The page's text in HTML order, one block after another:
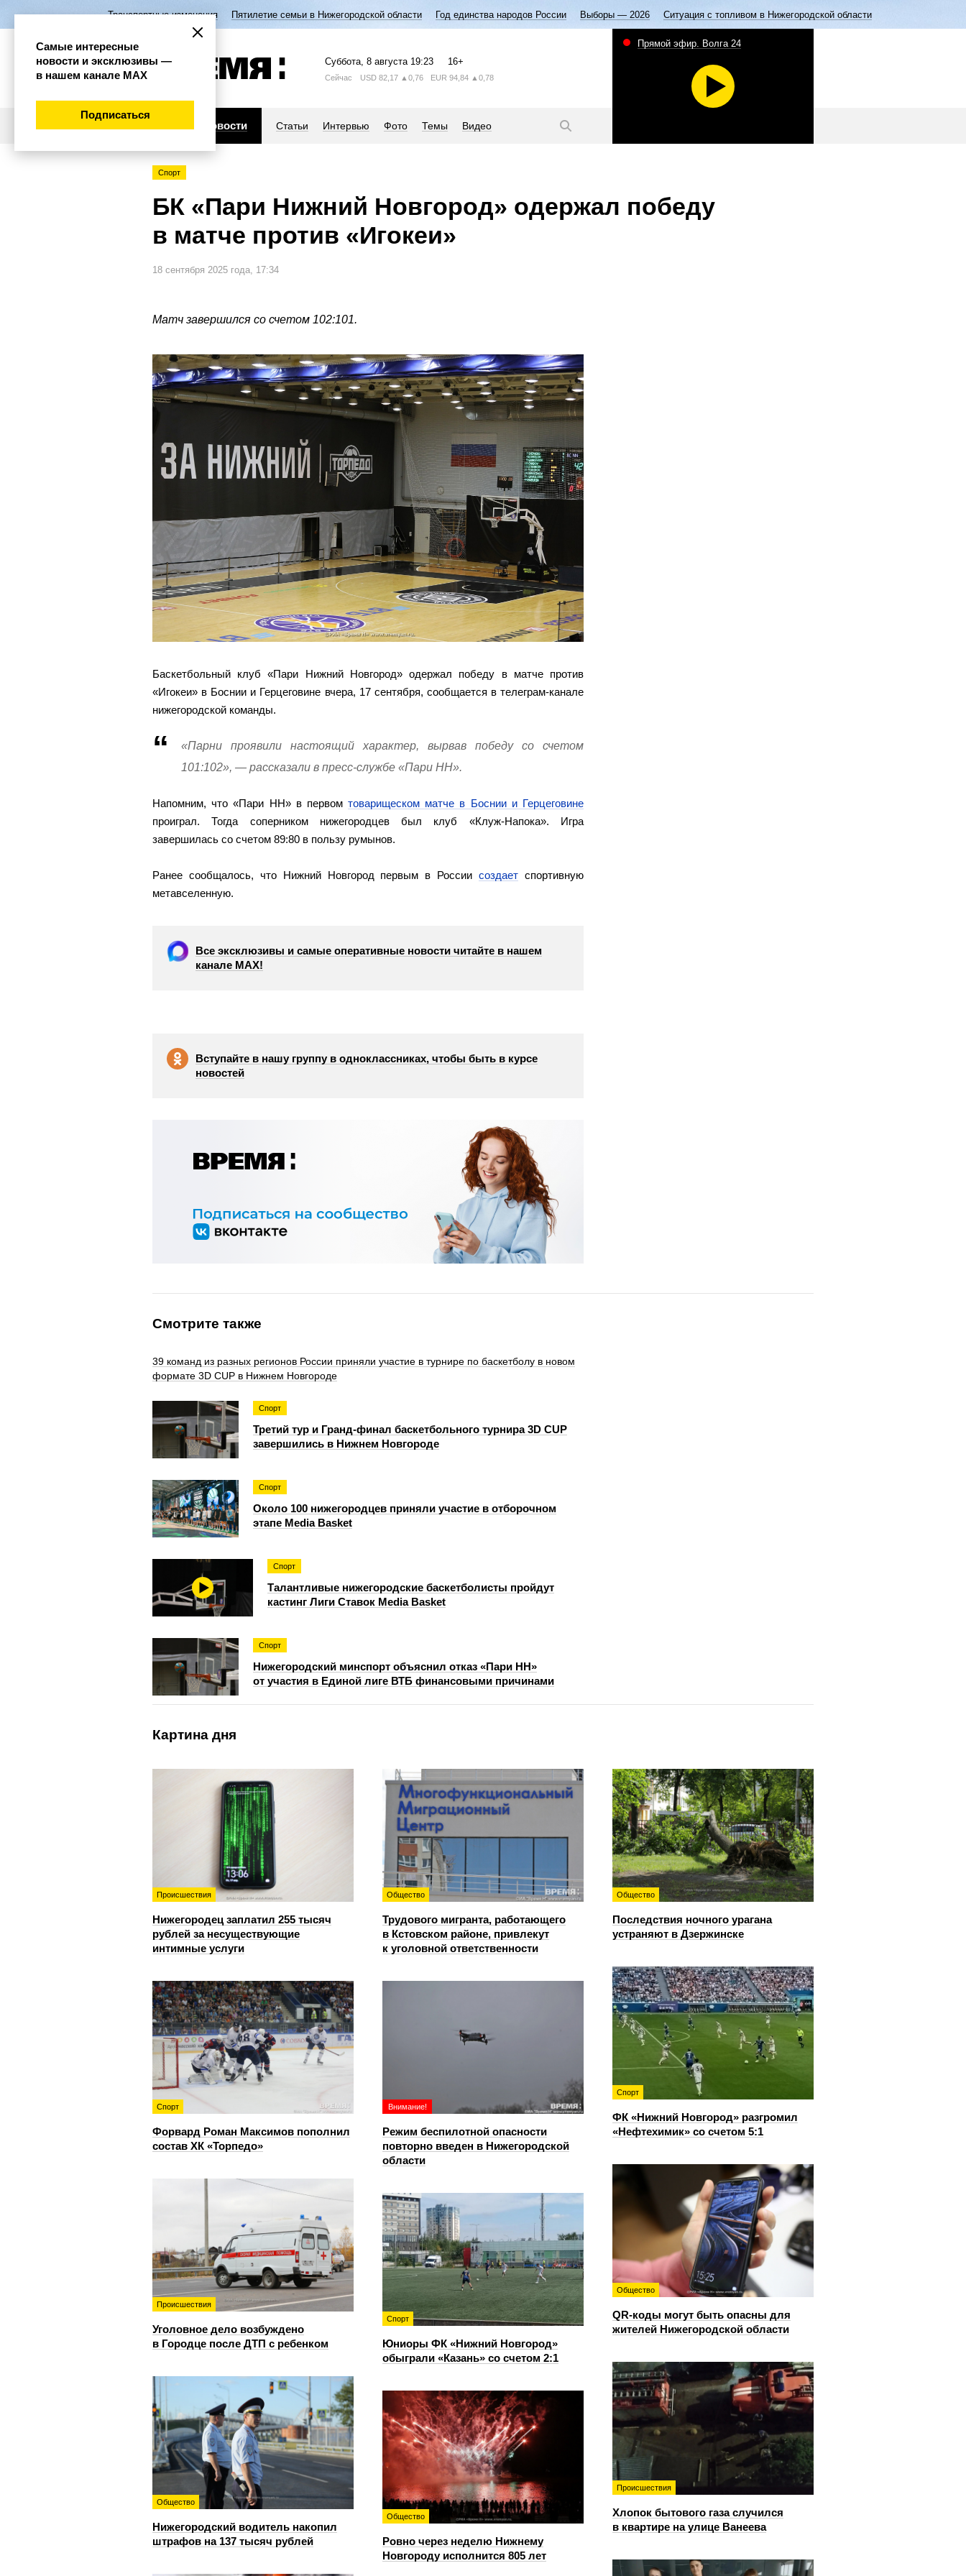
Транспортные изменения Пятилетие семьи в Нижегородской области Год единства народов России Выборы — 2026 Ситуация с топливом в Нижегородской области
Суббота, 8 августа 19:23 16+
Сейчас USD 82,17 ▲0,76 EUR 94,84 ▲0,78
Новости Статьи Интервью Фото Темы Видео
Прямой эфир. Волга 24
Спорт
БК «Пари Нижний Новгород» одержал победу
в матче против «Игокеи»
18 сентября 2025 года, 17:34
Матч завершился со счетом 102:101.
Баскетбольный клуб «Пари Нижний Новгород» одержал победу в матче против
«Игокеи» в Боснии и Герцеговине вчера, 17 сентября, сообщается в телеграм-канале
нижегородской команды.
«Парни проявили настоящий характер, вырвав победу со счетом
101:102», — рассказали в пресс-службе «Пари НН».
Напомним, что «Пари НН» в первомтоварищеском матче в Боснии и Герцеговине
проиграл. Тогда соперником нижегородцев был клуб «Клуж-Напока». Игра
завершилась со счетом 89:80 в пользу румынов.
Ранее сообщалось, что Нижний Новгород первым в Россиисоздает спортивную
метавселенную.
Все эксклюзивы и самые оперативные новости читайте в нашем
канале МАХ!
Вступайте в нашу группу в одноклассниках, чтобы быть в курсе
новостей
Смотрите также
39 команд из разных регионов России приняли участие в турнире по баскетболу в новом
формате 3D CUP в Нижнем Новгороде
Спорт
Третий тур и Гранд‑финал баскетбольного турнира 3D CUP
завершились в Нижнем Новгороде
Спорт
Около 100 нижегородцев приняли участие в отборочном
этапе Media Basket
Спорт
Талантливые нижегородские баскетболисты пройдут
кастинг Лиги Ставок Media Basket
Спорт
Нижегородский минспорт объяснил отказ «Пари НН»
от участия в Единой лиге ВТБ финансовыми причинами
Картина дня
Происшествия
Нижегородец заплатил 255 тысяч
рублей за несуществующие
интимные услуги
Общество
Трудового мигранта, работающего
в Кстовском районе, привлекут
к уголовной ответственности
Общество
Последствия ночного урагана
устраняют в Дзержинске
Спорт
ФК «Нижний Новгород» разгромил
«Нефтехимик» со счетом 5:1
Спорт
Форвард Роман Максимов пополнил
состав ХК «Торпедо»
Внимание!
Режим беспилотной опасности
повторно введен в Нижегородской
области
Общество
QR-коды могут быть опасны для
жителей Нижегородской области
Происшествия
Уголовное дело возбуждено
в Городце после ДТП с ребенком
Спорт
Юниоры ФК «Нижний Новгород»
обыграли «Казань» со счетом 2:1
Происшествия
Хлопок бытового газа случился
в квартире на улице Ванеева
Общество
Нижегородский водитель накопил
штрафов на 137 тысяч рублей
Общество
Ровно через неделю Нижнему
Новгороду исполнится 805 лет
Самые интересные
новости и эксклюзивы —
в нашем канале МАХ
Подписаться